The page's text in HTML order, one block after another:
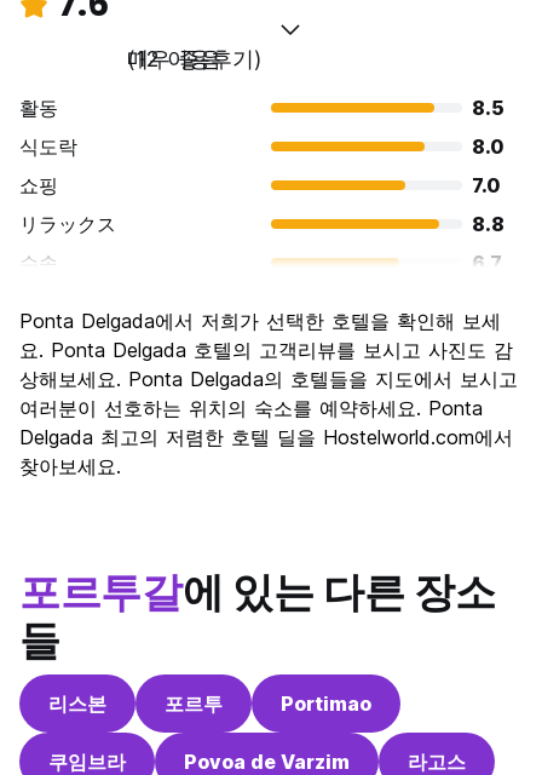
매우 좋음
(12 이용후기)
활동
8.5
식도락
8.0
쇼핑
7.0
リラックス
8.8
수송
6.7
문화
7.3
나이트 라이프
6.2
가격 대비 만족도
8.3
Ponta Delgada에서 저희가 선택한 호텔을 확인해 보세
요. Ponta Delgada 호텔의 고객리뷰를 보시고 사진도 감
상해보세요. Ponta Delgada의 호텔들을 지도에서 보시고
여러분이 선호하는 위치의 숙소를 예약하세요. Ponta
Delgada 최고의 저렴한 호텔 딜을 Hostelworld.com에서
찾아보세요.
포르투갈에 있는 다른 장소
들
리스본 포르투 Portimao
쿠임브라 Povoa de Varzim 라고스